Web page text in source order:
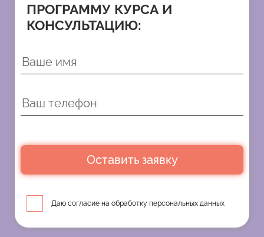
ПРОГРАММУ КУРСА И
КОНСУЛЬТАЦИЮ:
Оставить заявку
Даю согласие на обработку персональных данных